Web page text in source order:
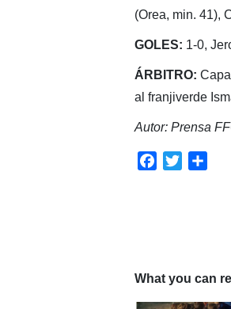
(Orea, min. 41),
GOLES: 1-0,
ÁRBITRO:
al franjiverde
Autor: Prensa
Facebook
Twitter
What you can